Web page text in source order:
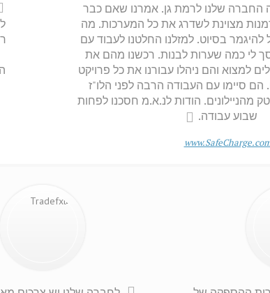
החברה שלנו לרמת גן. אמרנו שאם כבר
מצוינת לשדרג את כל המערכות. מה
להיגמר בסיוט. למזלנו החלטנו לעבוד עם
לי כמה שערות לבנות. רכשנו מהם את
למצוא והם ניהלו עבורנו את כל פרויקט
סיימו עם העבודה הרבה לפני הלו"ז
מהניילונים. הודות לנ.א.מ חסכנו לפחות
שבוע עבודה.